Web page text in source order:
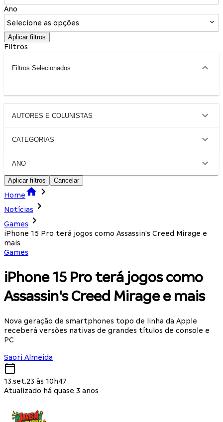
Ano
Selecione as opções
Aplicar filtros
Filtros
Filtros Selecionados
AUTORES E COLUNISTAS
CATEGORIAS
ANO
Aplicar filtros Cancelar
Home
Notícias
Games
iPhone 15 Pro terá jogos como Assassin's Creed Mirage e
mais
Games
iPhone 15 Pro terá jogos como
Assassin's Creed Mirage e mais
Nova geração de smartphones topo de linha da Apple
receberá versões nativas de grandes títulos de console e
PC
Saori Almeida
13.set.23 às 10h47
Atualizado há quase 3 anos